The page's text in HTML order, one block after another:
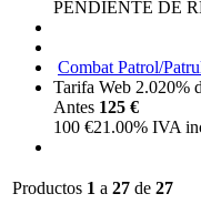
PENDIENTE DE
Combat Patrol/
Tarifa Web 2.020%
Antes 125 €
100 €21.00% IVA
Productos 1 a 27 de 27